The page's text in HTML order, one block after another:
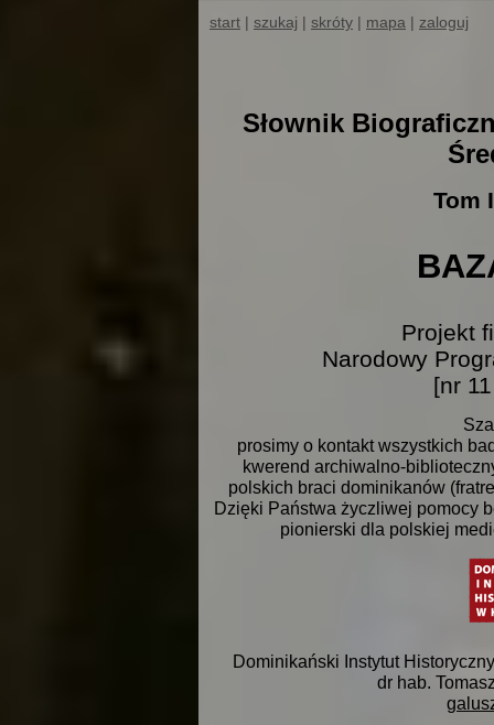
start | szukaj | skróty | mapa | zaloguj
Słownik
Tom
Projekt
Narodowy
[nr
prosimy o kontakt wszystkich
kwerend archiwalno-
polskich braci dominikanów
Dzięki Państwa życzliwej pomocy
pionierski dla polskiej
Dominikański Instytut
dr hab.